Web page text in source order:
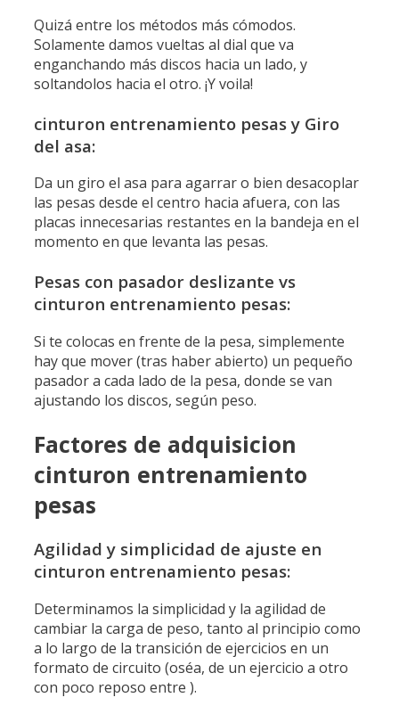
Quizá entre los métodos más cómodos.
Solamente damos vueltas al dial que va
enganchando más discos hacia un lado, y
soltandolos hacia el otro. ¡Y voila!
cinturon entrenamiento pesas y Giro
del asa:
Da un giro el asa para agarrar o bien desacoplar
las pesas desde el centro hacia afuera, con las
placas innecesarias restantes en la bandeja en el
momento en que levanta las pesas.
Pesas con pasador deslizante vs
cinturon entrenamiento pesas:
Si te colocas en frente de la pesa, simplemente
hay que mover (tras haber abierto) un pequeño
pasador a cada lado de la pesa, donde se van
ajustando los discos, según peso.
Factores de adquisicion
cinturon entrenamiento
pesas
Agilidad y simplicidad de ajuste en
cinturon entrenamiento pesas:
Determinamos la simplicidad y la agilidad de
cambiar la carga de peso, tanto al principio como
a lo largo de la transición de ejercicios en un
formato de circuito (oséa, de un ejercicio a otro
con poco reposo entre ).